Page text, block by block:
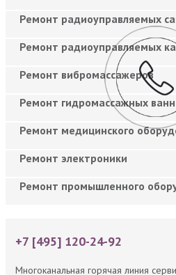
Ремонт радиоуправляемых
Ремонт радиоуправляемых
Ремонт вибромассажеров
Ремонт гидромассажных ванн
Ремонт медицинского
Ремонт электроники
Ремонт промышленного
+7 [495] 120-24-92
Многоканальная горячая линия